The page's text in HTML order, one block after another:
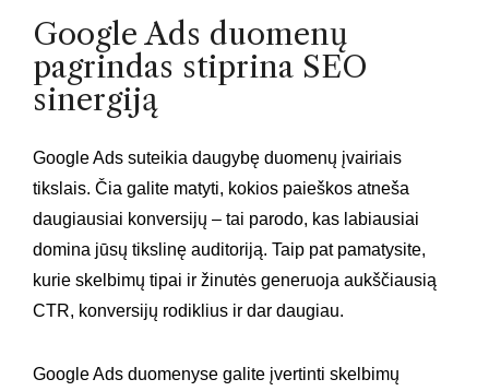
Google Ads duomenų
pagrindas stiprina SEO
sinergiją
Google Ads suteikia daugybę duomenų įvairiais
tikslais. Čia galite matyti, kokios paieškos atneša
daugiausiai konversijų – tai parodo, kas labiausiai
domina jūsų tikslinę auditoriją. Taip pat pamatysite,
kurie skelbimų tipai ir žinutės generuoja aukščiausią
CTR, konversijų rodiklius ir dar daugiau.
Google Ads duomenyse galite įvertinti skelbimų